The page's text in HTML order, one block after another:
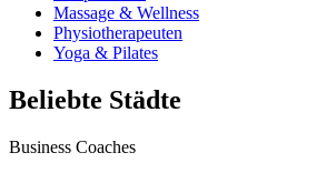
Massage & Wellness
Physiotherapeuten
Yoga & Pilates
Beliebte Städte
Business Coaches